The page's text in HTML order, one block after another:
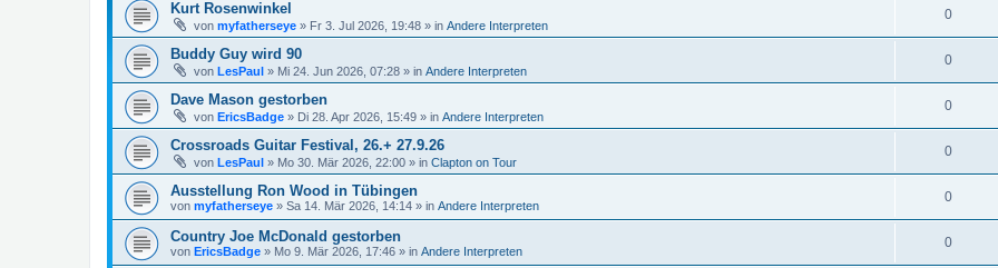
Kurt Rosenwinkel
von myfatherseye » Fr 3. Jul 2026, 19:48 » in Andere Interpreten
0
Buddy Guy wird 90
von LesPaul » Mi 24. Jun 2026, 07:28 » in Andere Interpreten
0
Dave Mason gestorben
von EricsBadge » Di 28. Apr 2026, 15:49 » in Andere Interpreten
0
Crossroads Guitar Festival, 26.+ 27.9.26
von LesPaul » Mo 30. Mär 2026, 22:00 » in Clapton on Tour
0
Ausstellung Ron Wood in Tübingen
von myfatherseye » Sa 14. Mär 2026, 14:14 » in Andere Interpreten
0
Country Joe McDonald gestorben
von EricsBadge » Mo 9. Mär 2026, 17:46 » in Andere Interpreten
0